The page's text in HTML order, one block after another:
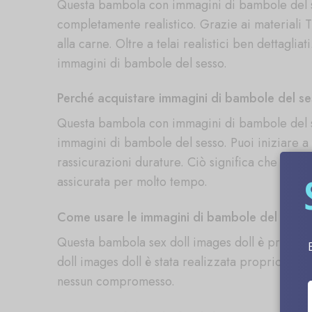
Questa bambola con immagini di bambole
completamente realistico. Grazie ai materiali
alla carne. Oltre a telai realistici ben
immagini di bambole del sesso.
Perché acquistare immagini di bambole del
Questa bambola con immagini di bambole
immagini di bambole del sesso. Puoi iniziare
rassicurazioni durature. Ciò significa che con
assicurata per molto tempo.
Come usare le immagini di bambole del sesso?
Questa bambola sex doll images doll è
doll images doll è stata realizzata proprio
nessun compromesso.